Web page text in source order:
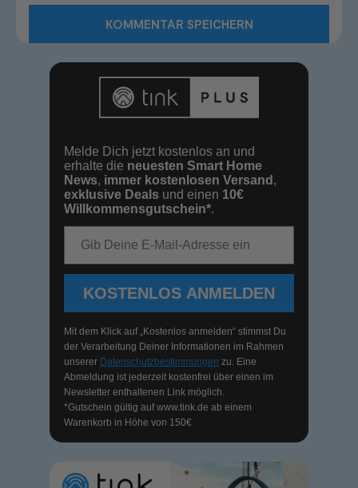
Melde Dich jetzt kostenlos an und
erhalte die neuesten Smart Home
News, immer kostenlosen Versand ,
exklusive Deals und einen 10€
Willkommensgutschein*.
KOSTENLOS ANMELDEN
Mit dem Klick auf „Kostenlos anmelden“ stimmst Du
der Verarbeitung Deiner Informationen im Rahmen
unserer Datenschutzbestimmungen zu. Eine
Abmeldung ist jederzeit kostenfrei über einen im
Newsletter enthaltenen Link möglich.
*Gutschein gültig aufwww.tink.de ab einem
Warenkorb in Höhe von 150€